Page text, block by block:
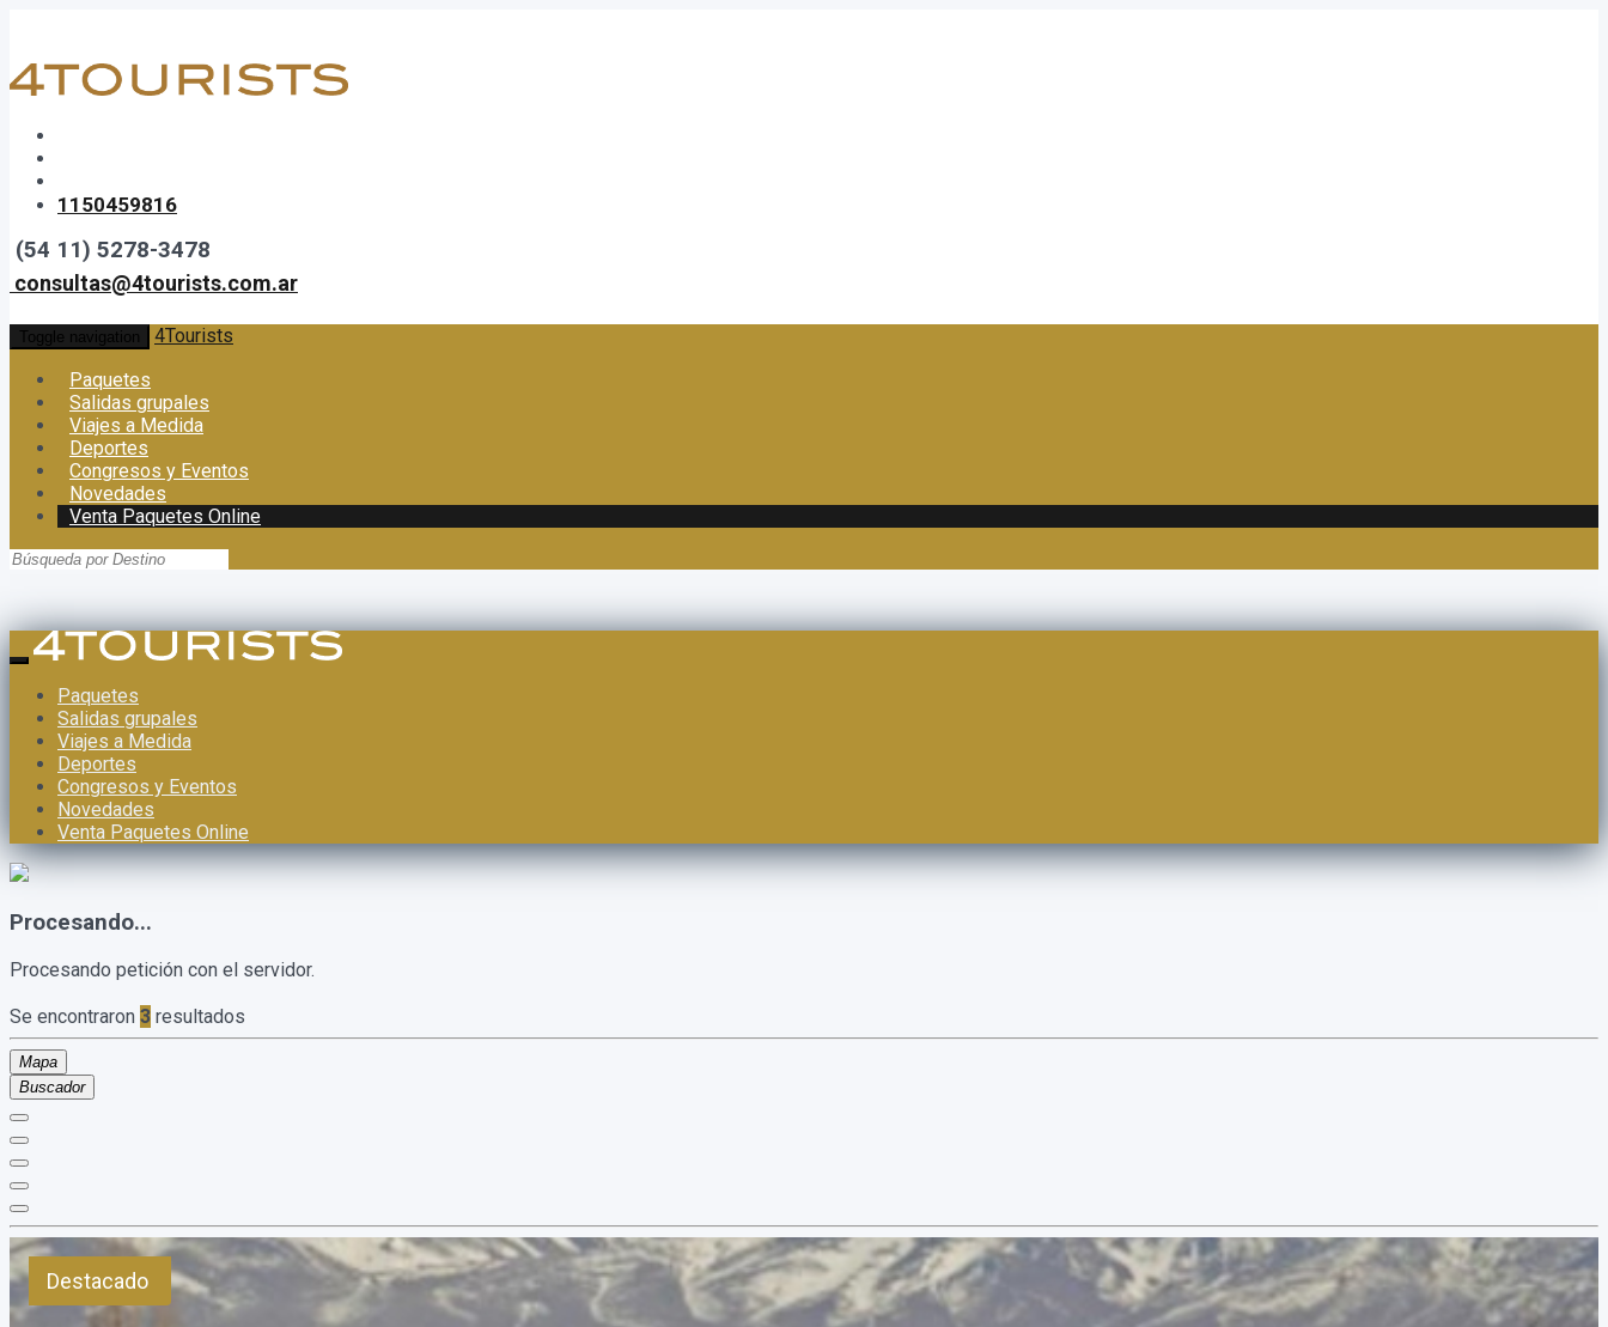
1150459816
(54 11) 5278-3478
consultas@4tourists.com.ar
Toggle navigation
4Tourists
Paquetes
Salidas grupales
Viajes a Medida
Deportes
Congresos y Eventos
Novedades
Venta Paquetes Online
Paquetes
Salidas grupales
Viajes a Medida
Deportes
Congresos y Eventos
Novedades
Venta Paquetes Online
Procesando...
Procesando petición con el servidor.
Se encontraron 3 resultados
Mapa
Buscador
Destacado